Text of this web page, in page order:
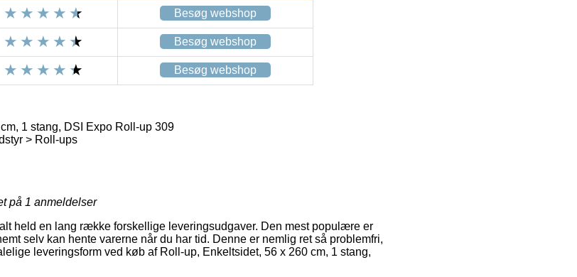
Besøg webshop
Besøg webshop
Besøg webshop
1 stang, DSI Expo Roll-up 309
> Roll-ups
på 1 anmeldelser
held en lang række forskellige leveringsudgaver. Den mest populære er
selv kan hente varerne når du har tid. Denne er nemlig ret så problemfri,
leveringsform ved køb af Roll-up, Enkeltsidet, 56 x 260 cm, 1 stang,